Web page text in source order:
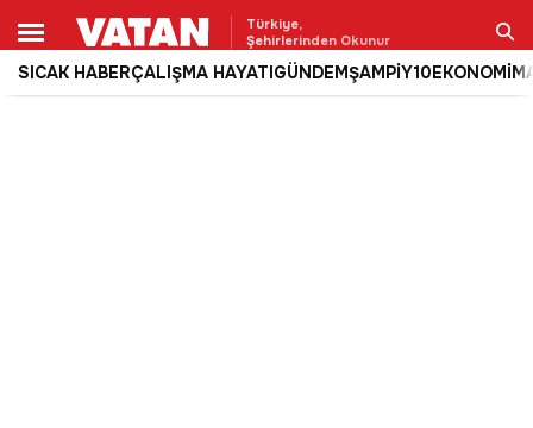
Türkiye,
Şehirlerinden Okunur
SICAK HABERÇALIŞMA HAYATIGÜNDEMŞAMPİY10EKONOMİ
Ara